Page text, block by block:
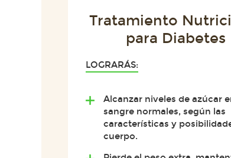
Tratamiento
para Diabetes
LOGRARÁS:
Alcanzar niveles de azúcar
sangre normales, según las
características y
cuerpo.